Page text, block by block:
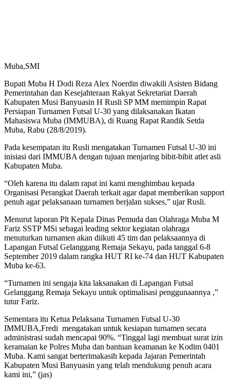
Muba,SMI
Bupati Muba H Dodi Reza Alex Noerdin diwakili Asisten Bidang
Pemerintahan dan Kesejahteraan Rakyat Sekretariat Daerah
Kabupaten Musi Banyuasin H Rusli SP MM memimpin Rapat
Persiapan Turnamen Futsal U-30 yang dilaksanakan Ikatan
Mahasiswa Muba (IMMUBA), di Ruang Rapat Randik Setda
Muba, Rabu (28/8/2019).
Pada kesempatan itu Rusli mengatakan Turnamen Futsal U-30 ini
inisiasi dari IMMUBA dengan tujuan menjaring bibit-bibit atlet asli
Kabupaten Muba.
“Oleh karena itu dalam rapat ini kami menghimbau kepada
Organisasi Perangkat Daerah terkait agar dapat memberikan support
penuh agar pelaksanaan turnamen berjalan sukses,” ujar Rusli.
Menurut laporan Plt Kepala Dinas Pemuda dan Olahraga Muba M
Fariz SSTP MSi sebagai leading sektor kegiatan olahraga
menuturkan turnamen akan diikuti 45 tim dan pelaksaannya di
Lapangan Futsal Gelanggang Remaja Sekayu, pada tanggal 6-8
September 2019 dalam rangka HUT RI ke-74 dan HUT Kabupaten
Muba ke-63.
“Turnamen ini sengaja kita laksanakan di Lapangan Futsal
Gelanggang Remaja Sekayu untuk optimalisasi penggunaannya ,”
tutur Fariz.
Sementara itu Ketua Pelaksana Turnamen Futsal U-30
IMMUBA,Fredi mengatakan untuk kesiapan turnamen secara
administrasi sudah mencapai 90%. “Tinggal lagi membuat surat izin
keramaian ke Polres Muba dan bantuan keamanan ke Kodim 0401
Muba. Kami sangat berterimakasih kepada Jajaran Pemerintah
Kabupaten Musi Banyuasin yang telah mendukung penuh acara
kami ini,” (jas)